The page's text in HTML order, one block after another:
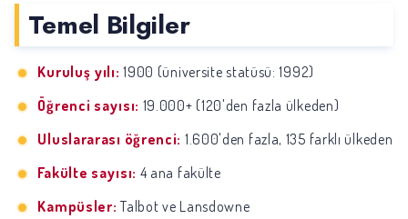
Temel Bilgiler
Kuruluş yılı: 1900 (üniversite statüsü: 1992)
Öğrenci sayısı: 19.000+ (120'den fazla ülkeden)
Uluslararası öğrenci: 1.600'den fazla, 135 farklı ülkeden
Fakülte sayısı: 4 ana fakülte
Kampüsler: Talbot ve Lansdowne